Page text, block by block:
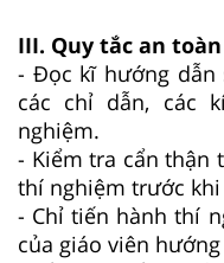
III. Quy tắc an
- Đọc kĩ hướng dẫn
các chỉ dẫn, các
nghiệm.
- Kiểm tra cẩn thận
thí nghiệm trước
- Chỉ tiến hành thí
của giáo viên